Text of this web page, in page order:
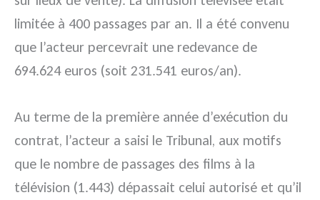
limitée à 400 passages par an. Il a été convenu
que l’acteur percevrait une redevance de
694.624 euros (soit 231.541 euros/an).
Au terme de la première année d’exécution du
contrat, l’acteur a saisi le Tribunal, aux motifs
que le nombre de passages des films à la
télévision (1.443) dépassait celui autorisé et qu’il